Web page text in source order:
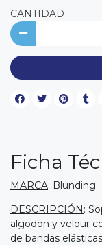
CANTIDAD
Ficha
MARCA: Blunding
DESCRIPCIÓN:
algodón y velour
de bandas